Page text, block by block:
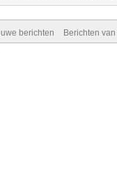
berichten Berichten